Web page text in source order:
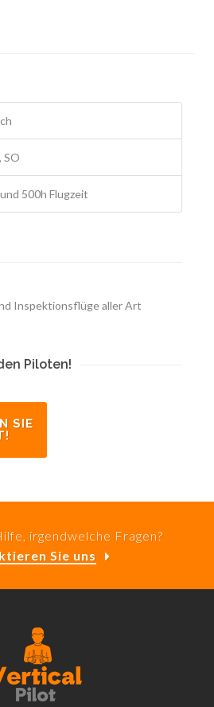
SO
500h Flugzeit
Inspektionsflüge aller Art
Piloten!
SIE
irgendwelche Fragen?
Sie uns